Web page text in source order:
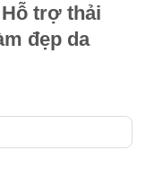
Hỗ trợ thải
đẹp da